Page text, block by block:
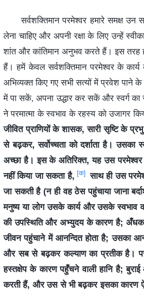
सर्वशक्तिमान परमेश्वर हमारे समक्ष
लेना चाहिए और अपनी रक्षा के लिए उन्हें
शांत और कांतिमान अनुभव करते हैं। इस तरह
हैं। हमें केवल सर्वशक्तिमान परमेश्वर के कार्य
अभिव्यक्त किए गए सभी सत्यों में प्रवेश
में पा सकें, अपना उद्धार कर सकें और स्वर्ग
ने परमात्मा के स्वभाव के रहस्य को उजागर
जीवित प्राणियों के शासक, सारी सृष्टि के
से बढ़कर, सर्वोच्चता को दर्शाता है।
अच्छा है। इस के अतिरिक्त, यह उस
नहीं किया जा सकता है, [क] साथ ही उस
जा सकती है (न ही वह ठेस पहुंचाया जाना
मनुष्य या लोग उसके कार्य और उसके स्वभाव
की उपस्थिति और अभ्युदय के कारण है;
जीवन पहुंचाने में आनन्दित होता है; उसका
और सब से बढ़कर कल्याण का प्रतीक है।
हस्तक्षेप के कारण पहुँचने वाली हानि है;
करती हैं, और उस से भी बढ़कर इसका कारण